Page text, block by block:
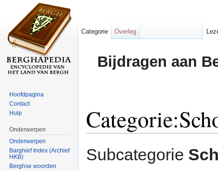
Bijdragen aan
Subcategorie
Categorie Overleg
Hoofdpagina
Contact
Hulp
Onderwerpen
Onderwerpen
Barghief Index (Archief
HKB)
Berghse woorden